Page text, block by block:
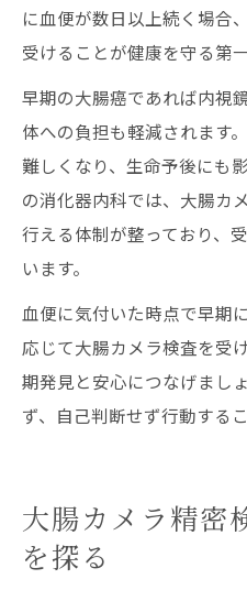
に血便が数日以上続く場合
受けることが健康を守る第
早期の大腸癌であれば内視
体への負担も軽減されます
難しくなり、生命予後にも
の消化器内科では、大腸カ
行える体制が整っており、
います。
血便に気付いた時点で早期
応じて大腸カメラ検査を受
期発見と安心につなげまし
ず、自己判断せず行動する
大腸カメラ精密
を探る